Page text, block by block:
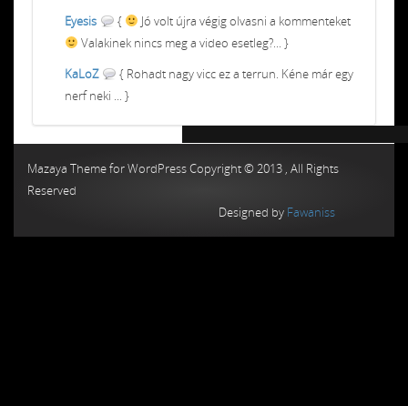
Eyesis
{
Jó volt újra végig olvasni a kommenteket
Valakinek nincs meg a video esetleg?... }
KaLoZ
{ Rohadt nagy vicc ez a terrun. Kéne már egy
nerf neki ... }
Mazaya Theme for WordPress Copyright © 2013 , All Rights
Reserved
Designed by Fawaniss